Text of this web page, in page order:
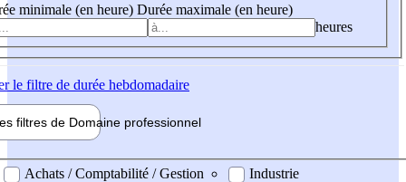
minimale (en heure) Durée maximale (en heure)
heures
le filtre de durée hebdomadaire
filtres de Domaine professionnel
professionel
Achats / Comptabilité / Gestion
Industrie